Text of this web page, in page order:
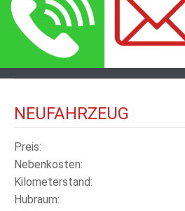
NEUFAHRZEUG
Preis
Nebenkosten
Kilometerstand
Hubraum